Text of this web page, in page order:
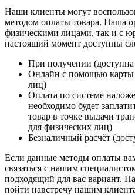
Наши клиенты могут
методом оплаты товара. Наша
физическими лицами, так и
настоящий момент доступны
При получении
Онлайн с помощью карты
лиц)
Оплата по системе
необходимо будет
товар в точке выдачи
для физических лиц)
Безналичный расчёт
Если данные методы оплаты
связаться с нашим
подходящий для вас вариант.
пойти навстречу нашим